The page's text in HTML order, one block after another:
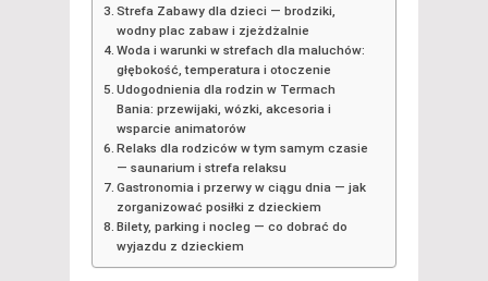
Strefa Zabawy dla dzieci — brodziki,
wodny plac zabaw i zjeżdżalnie
Woda i warunki w strefach dla maluchów:
głębokość, temperatura i otoczenie
Udogodnienia dla rodzin w Termach
Bania: przewijaki, wózki, akcesoria i
wsparcie animatorów
Relaks dla rodziców w tym samym czasie
— saunarium i strefa relaksu
Gastronomia i przerwy w ciągu dnia — jak
zorganizować posiłki z dzieckiem
Bilety, parking i nocleg — co dobrać do
wyjazdu z dzieckiem